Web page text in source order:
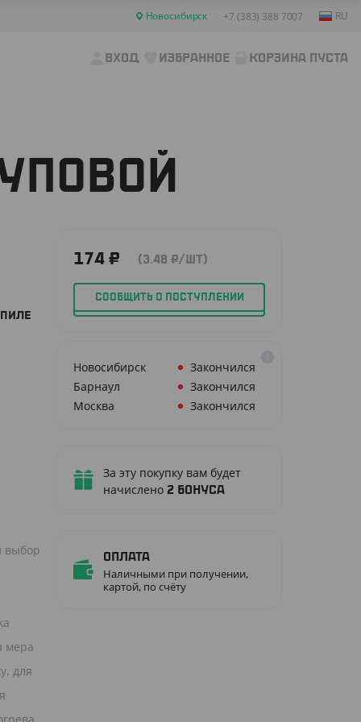
Новосибирск +7 (383) 388 7007 RU
ВХОД ИЗБРАННОЕ КОРЗИНА ПУСТА
174 ₽ (3.48 ₽/ШТ)
СООБЩИТЬ О ПОСТУПЛЕНИИ
Новосибирск
Закончился
Барнаул
Закончился
Москва
Закончился
За эту покупку вам будет
начислено 2 бонуса
Оплата
Наличными при получении,
картой, по счёту
выбор
мера
для